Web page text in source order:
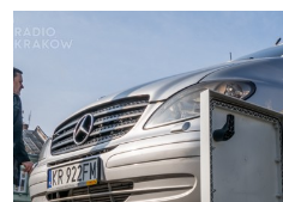
Miasta trafi wkrótce
Nowością jest możliwość
palenisk, czyli starego
elektrycznego lub
wspólnie z piecem